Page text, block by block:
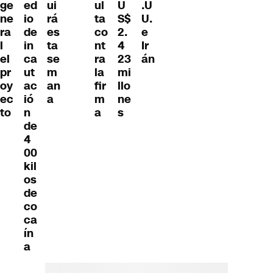
ge
ne
ra
l
el
pr
oy
ec
to
ed
io
de
in
ca
ut
ac
ió
n
de
4
00
kil
os
de
co
ca
ín
a
ui
rá
es
ta
se
m
an
a
ul
ta
co
nt
ra
la
fir
m
a
U
S$
2.
4
23
mi
llo
ne
s
.U
U.
e
Ir
án